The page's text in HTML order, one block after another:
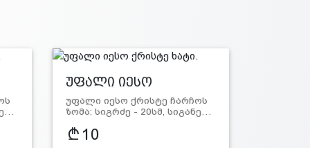
უფალი იესო
უფალი იესო ქრისტე ჩარჩოს
ზომა: სიგრძე - 20სმ, სიგანე…
10